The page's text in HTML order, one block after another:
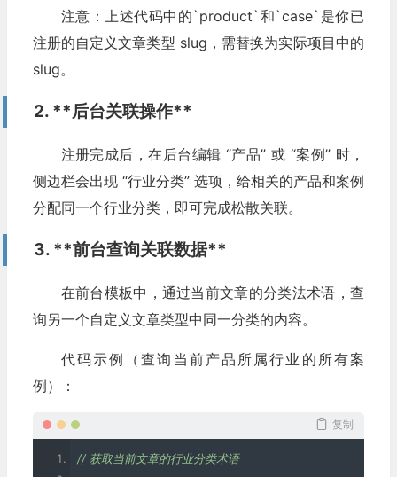
&# x20; 'show\_admin\_column' => true, // 后台文章列表显
&# x20; // 关联两个自定义文章类型：product（产品）、
}
注意：上述代码中的`product`和`case`是你已
注册的自定义文章类型 slug，需替换为实际项目中的
slug。
2. **后台关联操作**
注册完成后，在后台编辑 “产品” 或 “案例” 时，
侧边栏会出现 “行业分类” 选项，给相关的产品和案例
分配同一个行业分类，即可完成松散关联。
3. **前台查询关联数据**
在前台模板中，通过当前文章的分类法术语，查
询另一个自定义文章类型中同一分类的内容。
代码示例（查询当前产品所属行业的所有案
例）：
复制
// 获取当前文章的行业分类术语